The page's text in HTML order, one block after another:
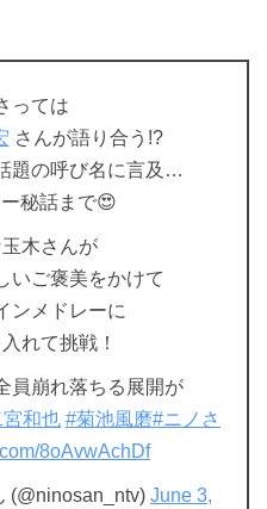
っては
さんが語り合う!?
題の呼び名に言及…
秘話まで😍
木さんが
いご褒美をかけて
ンメドレーに
れて挑戦！
員崩れ落ちる展開が
和也 #菊池風磨#ニノさ
8oAvwAchDf
(@ninosan_ntv) June 3,